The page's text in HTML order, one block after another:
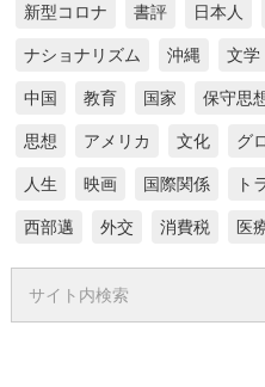
新型コロナ 書評 日本人
ナショナリズム 沖縄 文学
中国 教育 国家 保守思
思想 アメリカ 文化 グ
人生 映画 国際関係 ト
西部邁 外交 消費税 医